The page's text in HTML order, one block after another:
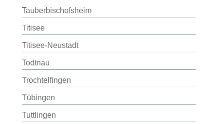
Tauberbischofsheim
Titisee
Titisee-Neustadt
Todtnau
Trochtelfingen
Tübingen
Tuttlingen